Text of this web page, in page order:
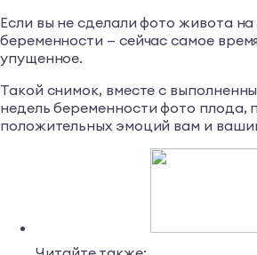
Если вы не сделали фото живота
беременности — сейчас самое
упущенное.
Такой снимок, вместе с
недель беременности фото плода,
положительных эмоций вам и